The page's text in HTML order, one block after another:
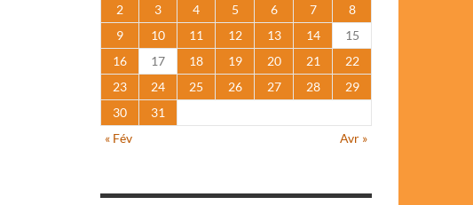
2
3 4 5 6 7
8
9
10 11 12 13 14
15
16
17 18 19 20 21
22
23
24 25 26 27 28
29
30
31
« Fév
Avr »